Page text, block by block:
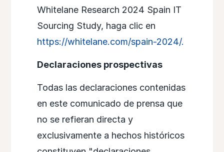
Whitelane Research 2024 Spain IT
Sourcing Study, haga clic en
https://whitelane.com/spain-2024/.
Declaraciones prospectivas
Todas las declaraciones contenidas
en este comunicado de prensa que
no se refieran directa y
exclusivamente a hechos históricos